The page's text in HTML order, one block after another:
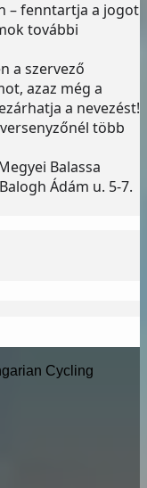
– fenntartja a jogot
további
a szervező
azaz még a
a nevezést!
több
Balassa
Ádám u. 5-7.
Cycling